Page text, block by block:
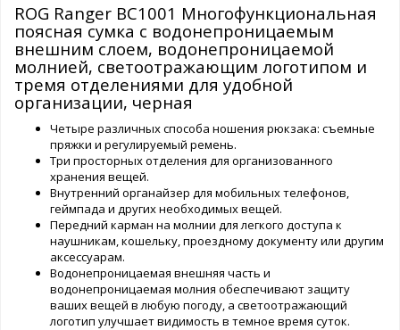
ROG Ranger BC1001 Многофункциональная
поясная сумка с водонепроницаемым
внешним слоем, водонепроницаемой
молнией, светоотражающим логотипом и
тремя отделениями для удобной
организации, черная
Четыре различных способа ношения рюкзака: съемные
пряжки и регулируемый ремень.
Три просторных отделения для организованного
хранения вещей.
Внутренний органайзер для мобильных телефонов,
геймпада и других необходимых вещей.
Передний карман на молнии для легкого доступа к
наушникам, кошельку, проездному документу или другим
аксессуарам.
Водонепроницаемая внешняя часть и
водонепроницаемая молния обеспечивают защиту
ваших вещей в любую погоду, а светоотражающий
логотип улучшает видимость в темное время суток.